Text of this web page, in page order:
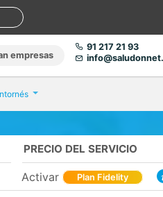
empresas
91 217 21 93
PRECIO DEL SERVICIO
Activar Plan Fidelity